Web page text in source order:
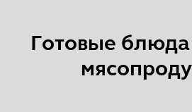
Готовые блюда